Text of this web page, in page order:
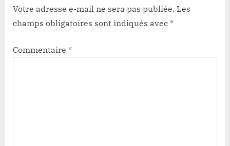
Votre adresse e-mail ne sera pas publiée. Les
champs obligatoires sont indiqués avec *
Commentaire *